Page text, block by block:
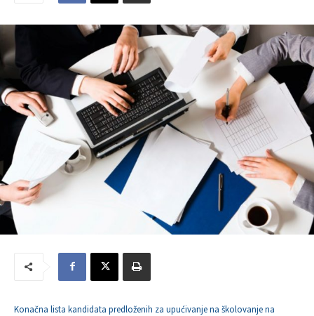
Konačna lista kandidata predloženih za upućivanje na školovanje na